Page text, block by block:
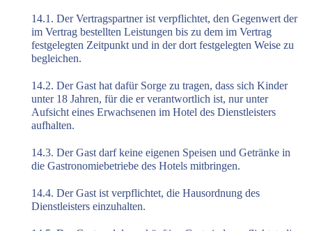
14.1. Der Vertragspartner ist verpflichtet, den Gegenwert der
im Vertrag bestellten Leistungen bis zu dem im Vertrag
festgelegten Zeitpunkt und in der dort festgelegten Weise zu
begleichen.
14.2. Der Gast hat dafür Sorge zu tragen, dass sich Kinder
unter 18 Jahren, für die er verantwortlich ist, nur unter
Aufsicht eines Erwachsenen im Hotel des Dienstleisters
aufhalten.
14.3. Der Gast darf keine eigenen Speisen und Getränke in
die Gastronomiebetriebe des Hotels mitbringen.
14.4. Der Gast ist verpflichtet, die Hausordnung des
Dienstleisters einzuhalten.